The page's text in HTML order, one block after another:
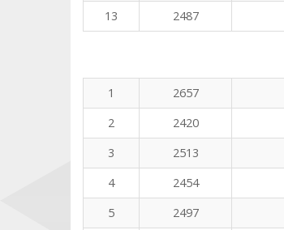
13
2487
1
2657
2
2420
3
2513
4
2454
5
2497